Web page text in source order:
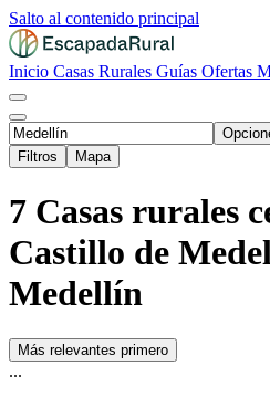
Salto al contenido principal
Inicio Casas Rurales Guías Ofertas
Filtros
Mapa
7 Casas rurales
Castillo de
Medellín
Más relevantes primero
...